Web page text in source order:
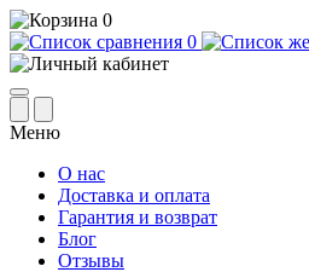
0
0
Меню
О нас
Доставка и оплата
Гарантия и возврат
Блог
Отзывы